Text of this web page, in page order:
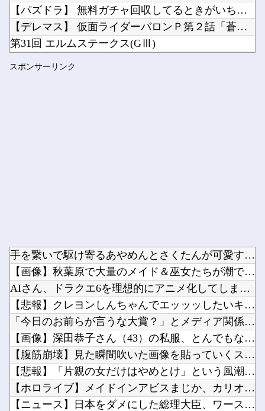
【パズドラ】 無料ガチャ回収してるときがいちばんたのしいな・...
【デレマス】 仮面ライダーバロンＰ第２話「蒼翼の乙女」
第31回 エルムステークス(GⅢ)
スポンサーリンク
手を繋いで駆け寄るあやめんとさくたんが可愛すぎる！！！【乃木...
【画像】秋葉原で大量のメイド＆巫女たちが潮で水打ちを実施ww...
AIさん、ドラクエ6を理想的にアニメ化してしまう他
【悲報】クレヨンしんちゃんでエッッッしたいキャラ、満場一致で...
「今日のお前らが言うな大賞？」とメディア関係者の一般人への苦...
【画像】深田恭子さん（43）の私服、とんでもなく可愛いと話題...
【腹筋崩壊】見た瞬間吹いた画像を貼っていくスレｗｗｗｗ他
【悲報】「片親の女だけはやめとけ」という風潮、広まりつつある...
【ホロライブ】メイドインアビスまじか、カリオペすげえな他
【ニュース】日本をダメにした総理大臣、ワースト１位が同点でこ...